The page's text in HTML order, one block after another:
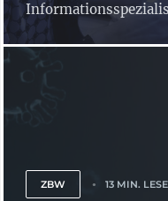
ZBW 13 MIN.